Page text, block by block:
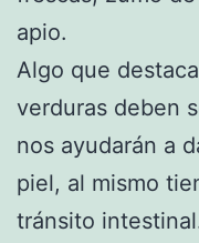
apio.
Algo que
verduras deben
nos ayudarán a
piel, al mismo
tránsito